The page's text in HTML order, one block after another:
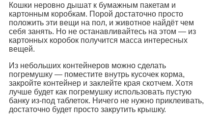
Кошки неровно дышат к бумажным пакетам и
картонным коробкам. Порой достаточно просто
положить эти вещи на пол, и животное найдёт чем
себя занять. Но не останавливайтесь на этом — из
картонных коробок получится масса интересных
вещей.
Из небольших контейнеров можно сделать
погремушку — поместите внутрь кусочек корма,
закройте контейнер и заклейте края скотчем. Хотя
лучше будет как погремушку использовать пустую
банку из-под таблеток. Ничего не нужно приклеивать,
достаточно будет просто закрутить крышку.